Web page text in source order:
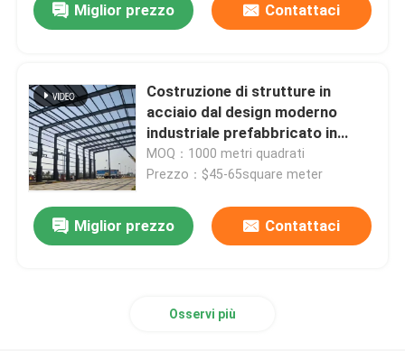
Fascio di acciaio per costruzioni edili
Sezione del canale in acciaio
Miglior prezzo Contattaci
Costruzione di strutture in
acciaio dal design moderno
industriale prefabbricato in
acciaio a progettazione libera
per lo stoccaggio dei metalli nei
MOQ：1000 metri quadrati
Prezzo：$45-65square meter
Miglior prezzo Contattaci
Osservi più